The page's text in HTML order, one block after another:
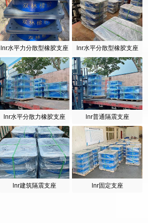
lnr水平力分散型橡胶支座 lnr水平分散型橡胶支座
lnr水平分散力橡胶支座 lnr普通隔震支座
lnr建筑隔震支座 lnr固定支座